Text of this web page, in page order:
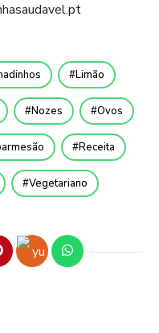
Limão
Nozes Ovos
Receita
Vegetariano